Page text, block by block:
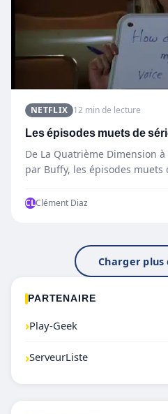
NETFLIX 12 min de lecture
Les épisodes muets de
De La Quatrième Dimension
par Buffy, les épisodes muets
CLClément Diaz
Charger plus
PARTENAIRE
›Play-Geek
›ServeurListe